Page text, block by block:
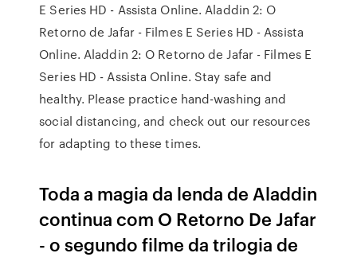
E Series HD - Assista Online. Aladdin 2: O
Retorno de Jafar - Filmes E Series HD - Assista
Online. Aladdin 2: O Retorno de Jafar - Filmes E
Series HD - Assista Online. Stay safe and
healthy. Please practice hand-washing and
social distancing, and check out our resources
for adapting to these times.
Toda a magia da lenda de Aladdin
continua com O Retorno De Jafar
- o segundo filme da trilogia de